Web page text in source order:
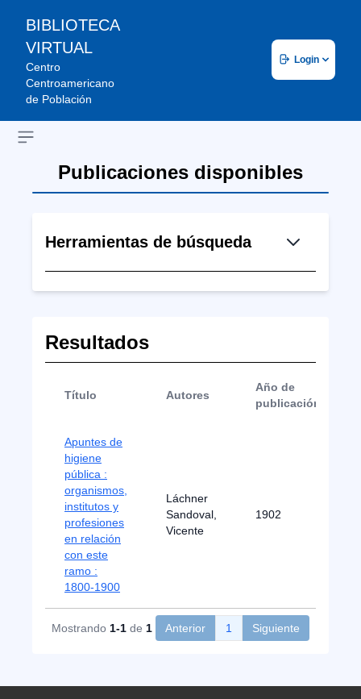
BIBLIOTECA
VIRTUAL
Centro
Centroamericano
de Población
Login
Open sidebar
Publicaciones disponibles
Herramientas de búsqueda
Resultados
Título Autores
Año de
publicación
Apuntes de
higiene
pública :
organismos,
institutos y
profesiones
en relación
con este
ramo :
1800-1900
Láchner
Sandoval,
Vicente
1902
Mostrando 1-1 de 1 Anterior 1 Siguiente